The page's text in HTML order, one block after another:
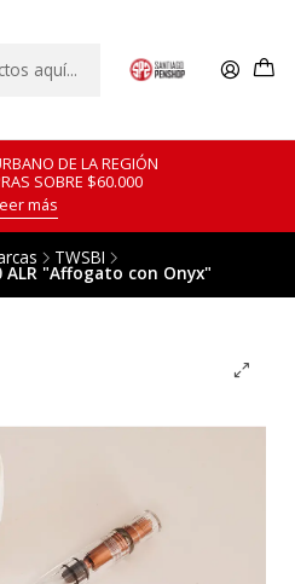
DE LA REGIÓN
SOBRE $60.000
más
TWSBI
ALR "Affogato con Onyx"